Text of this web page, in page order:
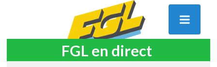
FGL en direct